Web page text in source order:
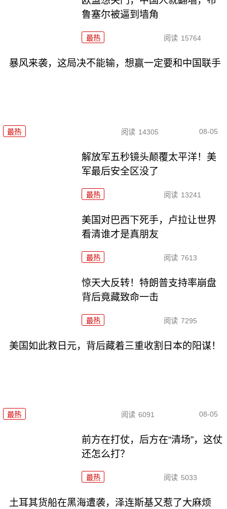
鲁塞尔被逼到墙角
最热 阅读 15764
暴风来袭，这局决不能输，想赢一定要和中国联手
最热 阅读 14305 08-05
解放军五秒镜头颠覆太平洋！美
军最后安全区没了
最热 阅读 13241
美国对巴西下死手，卢拉让世界
看清谁才是真朋友
最热 阅读 7613
惊天大反转！特朗普支持率崩盘
背后竟藏致命一击
最热 阅读 7295
美国如此救日元，背后藏着三重收割日本的阳谋！
最热 阅读 6091 08-05
前方在打仗，后方在“清场”，这仗
还怎么打？
最热 阅读 5033
土耳其货船在黑海遭袭，泽连斯基又惹了大麻烦